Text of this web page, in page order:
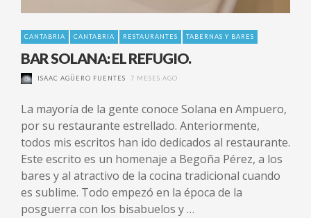
CANTABRIA CANTABRIA RESTAURANTES TABERNAS Y BARES
BAR SOLANA: EL REFUGIO.
ISAAC AGÜERO FUENTES 7 MESES AGO
La mayoría de la gente conoce Solana en Ampuero,
por su restaurante estrellado. Anteriormente,
todos mis escritos han ido dedicados al restaurante.
Este escrito es un homenaje a Begoña Pérez, a los
bares y al atractivo de la cocina tradicional cuando
es sublime. Todo empezó en la época de la
posguerra con los bisabuelos y …